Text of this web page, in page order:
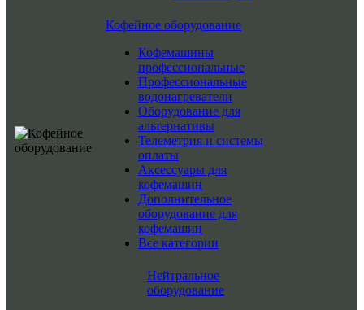
Кофейное оборудование
Кофемашины
профессиональные
Профессиональные
водонагреватели
Оборудование для
альтернативы
Телеметрия и системы
оплаты
Аксессуары для
кофемашин
Дополнительное
оборудование для
кофемашин
Все категории
Нейтральное
оборудование